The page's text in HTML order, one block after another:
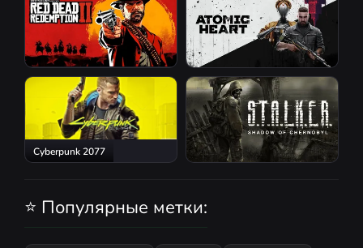
Red Dead Redemption 2 Atomic Heart
Cyberpunk 2077
⭐ Популярные метки: